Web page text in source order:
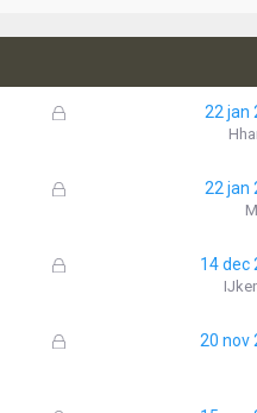
G
o
n
22 jan
G
o
n
22 jan
G
o
14 dec
G
20 nov